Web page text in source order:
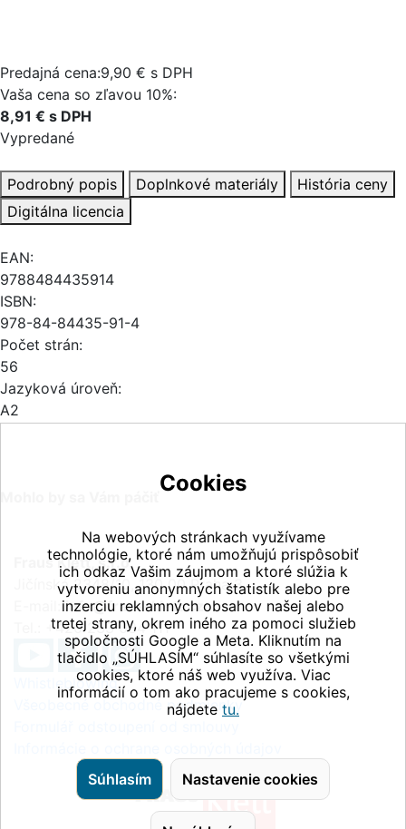
Predajná cena:9,90 € s DPH
Vaša cena so zľavou 10%:
8,91 € s DPH
Vypredané
Podrobný popis Doplnkové materiály
História ceny
Digitálna licencia
EAN:
9788484435914
ISBN:
978-84-84435-91-4
Počet strán:
56
Jazyková úroveň:
A2
Fraus Klett, s.r.o.
Jičínská 2348/10, 130 00 Praha 3
E-mail:info@fraus-klett.cz
Tel.: +420 233 084 111
Whistleblowing
Všeobecné obchodné podmienky
Cookies
Na webových stránkach využívame
technológie, ktoré nám umožňujú prispôsobiť
ich odkaz Vašim záujmom a ktoré slúžia k
vytvoreniu anonymných štatistík alebo pre
inzerciu reklamných obsahov našej alebo
tretej strany, okrem iného za pomoci služieb
spoločnosti Google a Meta. Kliknutím na
tlačidlo „SÚHLASÍM“ súhlasíte so všetkými
cookies, ktoré náš web využíva. Viac
informácií o tom ako pracujeme s cookies,
nájdete tu.
Súhlasím Nastavenie cookies